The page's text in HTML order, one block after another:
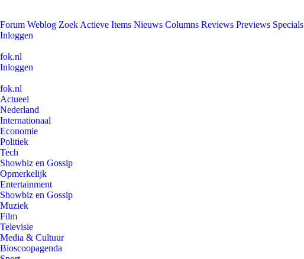
Forum Weblog Zoek Actieve Items Nieuws Columns Reviews Previews Specials
Inloggen
fok.nl
Inloggen
fok.nl
Actueel
Nederland
Internationaal
Economie
Politiek
Tech
Showbiz en Gossip
Opmerkelijk
Entertainment
Showbiz en Gossip
Muziek
Film
Televisie
Media & Cultuur
Bioscoopagenda